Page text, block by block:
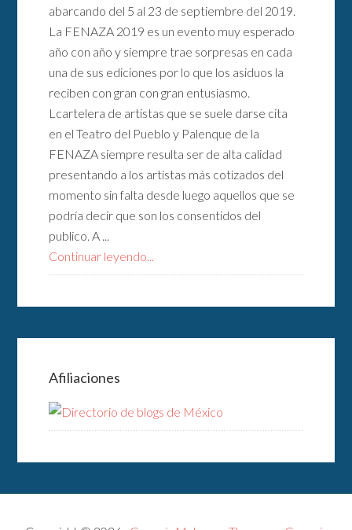
abarcando del 5 al 23 de septiembre del 2019.
La FENAZA 2019 es un evento muy esperado
año con año y siempre trae sorpresas en cada
una de sus ediciones por lo que los asiduos la
reciben con gran con gran entusiasmo.
Lcartelera de artistas que se suele darse cita
en el Teatro del Pueblo y Palenque de la
FENAZA siempre resulta ser de alta calidad
presentando a los artistas más cotizados del
momento sin falta desde luego aquellos que se
podría decir que son los consentidos del
publico. A ...
Continuar leyendo...
Afiliaciones